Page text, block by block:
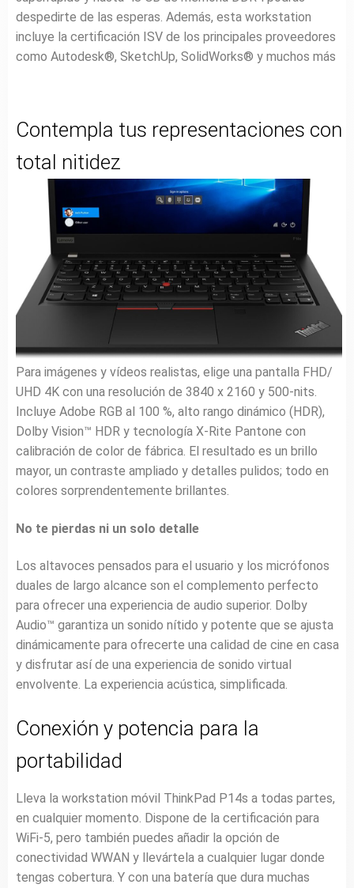
despedirte de las esperas. Además, esta workstation
incluye la certificación ISV de los principales proveedores
como Autodesk®, SketchUp, SolidWorks® y muchos más
Contempla tus representaciones con
total nitidez
Para imágenes y vídeos realistas, elige una pantalla FHD/
UHD 4K con una resolución de 3840 x 2160 y 500-nits.
Incluye Adobe RGB al 100 %, alto rango dinámico (HDR),
Dolby Vision™ HDR y tecnología X-Rite Pantone con
calibración de color de fábrica. El resultado es un brillo
mayor, un contraste ampliado y detalles pulidos; todo en
colores sorprendentemente brillantes.
No te pierdas ni un solo detalle
Los altavoces pensados para el usuario y los micrófonos
duales de largo alcance son el complemento perfecto
para ofrecer una experiencia de audio superior. Dolby
Audio™ garantiza un sonido nítido y potente que se ajusta
dinámicamente para ofrecerte una calidad de cine en casa
y disfrutar así de una experiencia de sonido virtual
envolvente. La experiencia acústica, simplificada.
Conexión y potencia para la
portabilidad
Lleva la workstation móvil ThinkPad P14s a todas partes,
en cualquier momento. Dispone de la certificación para
WiFi-5, pero también puedes añadir la opción de
conectividad WWAN y llevártela a cualquier lugar donde
tengas cobertura. Y con una batería que dura muchas